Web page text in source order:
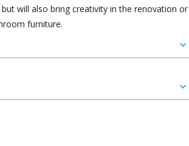
will also bring creativity in the renovation or
furniture.